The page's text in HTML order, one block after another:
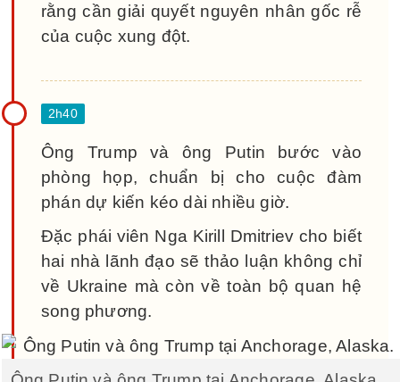
rằng cần giải quyết nguyên nhân gốc rễ
của cuộc xung đột.
Ông Trump và ông Putin bước vào
phòng họp, chuẩn bị cho cuộc đàm
phán dự kiến kéo dài nhiều giờ.
Đặc phái viên Nga Kirill Dmitriev cho biết
hai nhà lãnh đạo sẽ thảo luận không chỉ
về Ukraine mà còn về toàn bộ quan hệ
song phương.